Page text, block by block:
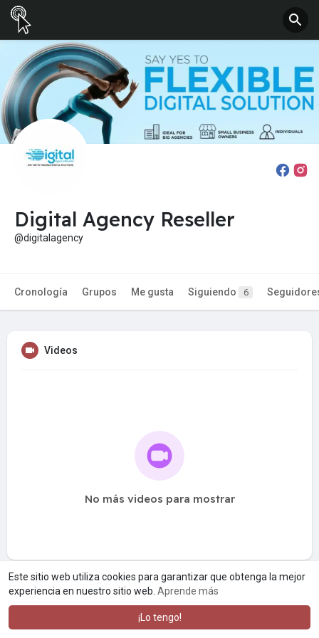
Este sitio web utiliza cookies para garantizar que obtenga la mejor
experiencia en nuestro sitio web. Aprende más
¡Lo tengo!
Digital Agency Reseller
@digitalagency
Cronología Grupos Me gusta Siguiendo 6
Videos
No más videos para mostrar